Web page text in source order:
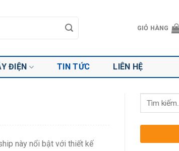
GIỎ HÀNG
ĐIỆN TIN TỨC LIÊN HỆ
này nổi bật với thiết kế